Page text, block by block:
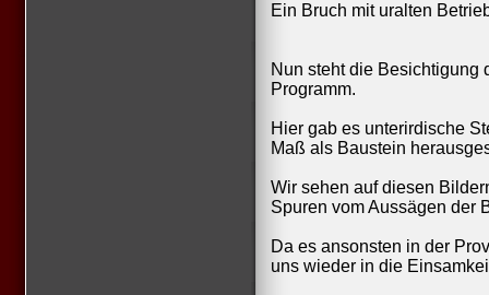
Ein Bruch mit uralten
Nun steht die Besichtigung
Programm.
Hier gab es unterirdische
Maß als Baustein
Wir sehen auf diesen
Spuren vom Aussägen der
Da es ansonsten in der
uns wieder in die